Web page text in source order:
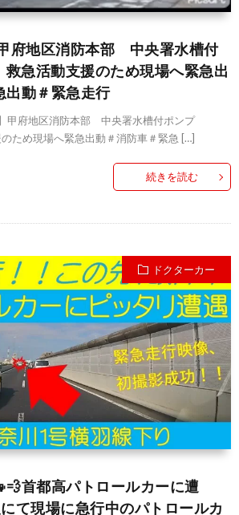
甲府地区消防本部 中央署水槽付
救急活動支援のため現場へ緊急出
出動＃緊急走行
甲府地区消防本部 中央署水槽付ポンプ
のため現場へ緊急出動＃消防車＃緊急 […]
続きを読む
ドクターカー
首都高パトロールカーに遭
て現場に急行中のパトロールカ